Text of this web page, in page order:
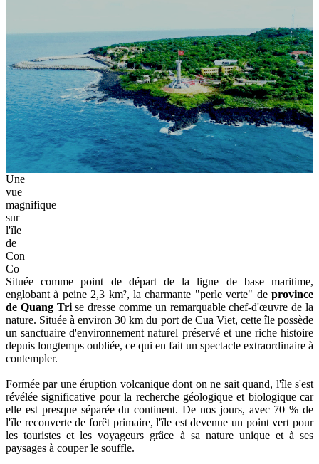
Une
vue
magnifique
sur
l'île
de
Con
Co
Située comme point de départ de la ligne de base maritime,
englobant à peine 2,3 km², la charmante "perle verte" de province
de Quang Trise dresse comme un remarquable chef-d'œuvre de la
nature. Située à environ 30 km du port de Cua Viet, cette île possède
un sanctuaire d'environnement naturel préservé et une riche histoire
depuis longtemps oubliée, ce qui en fait un spectacle extraordinaire à
contempler.
Formée par une éruption volcanique dont on ne sait quand, l'île s'est
révélée significative pour la recherche géologique et biologique car
elle est presque séparée du continent. De nos jours, avec 70 % de
l'île recouverte de forêt primaire, l'île est devenue un point vert pour
les touristes et les voyageurs grâce à sa nature unique et à ses
paysages à couper le souffle.